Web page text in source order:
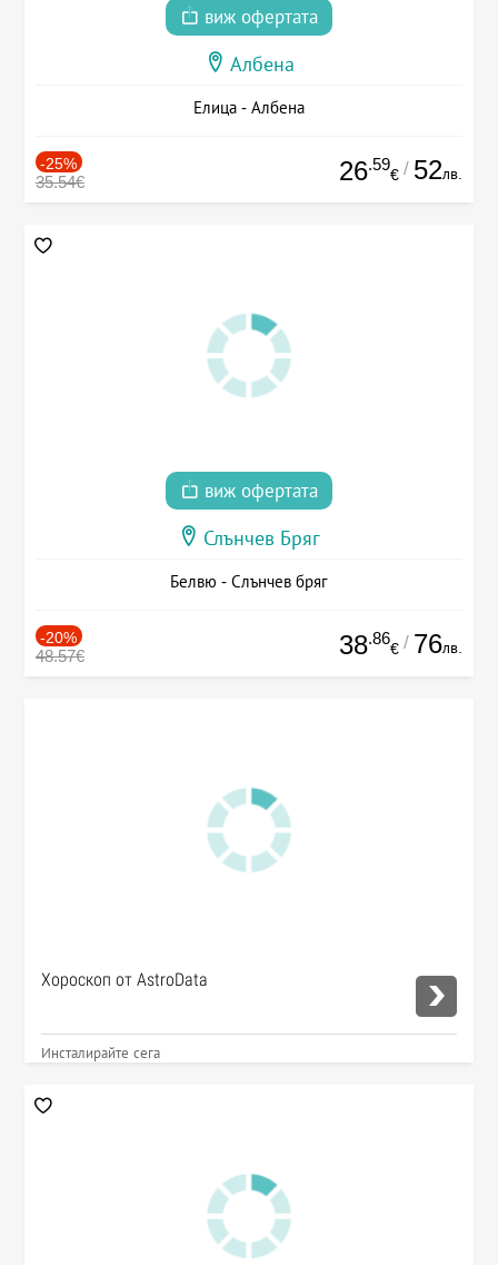
виж офертата
Албена
Елица - Албена
-25%
35.54€ 26.59
€ / 52лв.
виж офертата
Слънчев Бряг
Белвю - Слънчев бряг
-20%
48.57€ 38.86
€ / 76лв.
Хороскоп от AstroData
Инсталирайте сега